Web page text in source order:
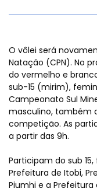
O vôlei será
Natação (CPN). No
do vermelho e
sub-15 (mirim),
Campeonato Sul
masculino, também
competição. As
a partir das 9h.
Participam do sub
Prefeitura de Itobi,
Piumhi e a